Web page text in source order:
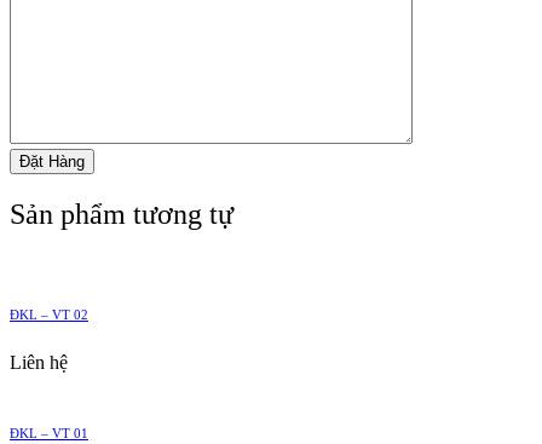
Sản phẩm tương tự
ĐKL – VT 02
Liên hệ
ĐKL – VT 01